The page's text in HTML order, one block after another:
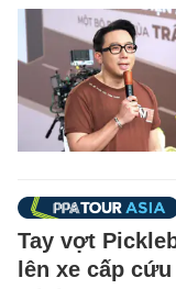
Tay vợt
lên xe cấp